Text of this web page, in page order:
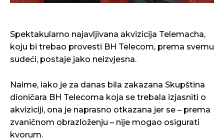
Spektakularno najavljivana akvizicija Telemacha,
koju bi trebao provesti BH Telecom, prema svemu
sudeći, postaje jako neizvjesna.
Naime, iako je za danas bila zakazana Skupština
dioničara BH Telecoma koja se trebala izjasniti o
akviziciji, ona je naprasno otkazana jer se – prema
zvaničnom obrazloženju – nije mogao osigurati
kvorum.